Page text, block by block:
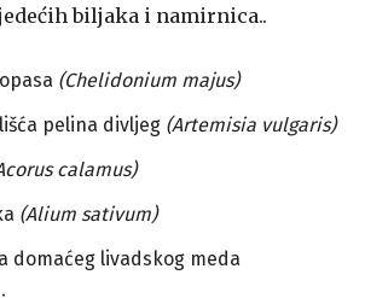
biljaka i namirnica..
(Chelidonium majus)
pelina divljeg (Artemisia vulgaris)
calamus)
(Alium sativum)
domaćeg livadskog meda